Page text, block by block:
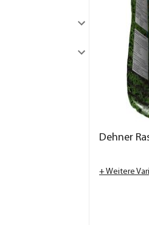
Dehner
+ Weitere